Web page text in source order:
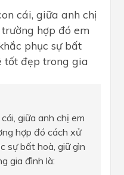
cái, giữa anh chị
hợp đó em
phục sự bất
tốt đẹp trong gia
giữa anh chị em
hợp đó cách xử
sự bất hoà, giữ gìn
gia đình là: